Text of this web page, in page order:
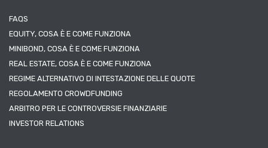
FAQS
EQUITY, COSA È E COME FUNZIONA
MINIBOND, COSA È E COME FUNZIONA
REAL ESTATE, COSA È E COME FUNZIONA
REGIME ALTERNATIVO DI INTESTAZIONE DELLE QUOTE
REGOLAMENTO CROWDFUNDING
ARBITRO PER LE CONTROVERSIE FINANZIARIE
INVESTOR RELATIONS